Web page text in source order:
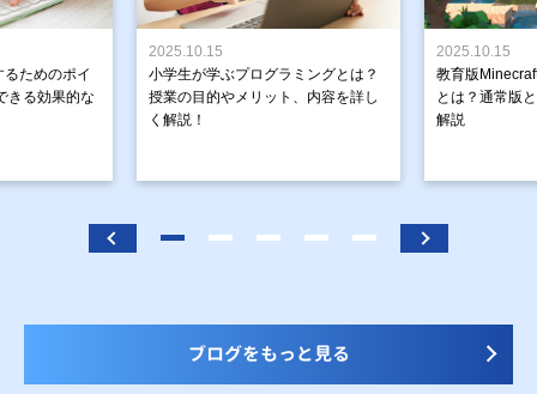
ためのポイ
きる効果的な
2025.10.15
小学生が学ぶプログラミングとは？
授業の目的やメリット、内容を詳し
く解説！
2025.10.15
教育版
とは？通常版
解説
ブログをもっと見る